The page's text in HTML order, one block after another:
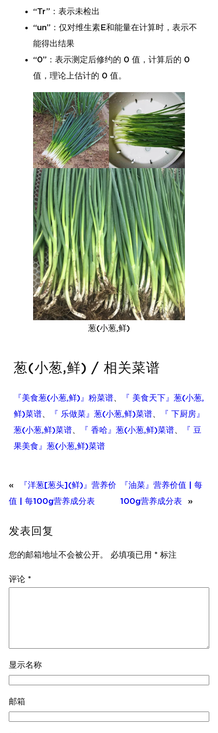
“Tr”：表示未检出
“un”：仅对维生素E和能量在计算时，表示不
能得出结果
“0”：表示测定后修约的 0 值，计算后的 0
值，理论上估计的 0 值。
葱(小葱,鲜)
葱(小葱,鲜) / 相关菜谱
『美食葱(小葱,鲜)』粉菜谱、
『 美食天下』葱(小葱,
鲜)菜谱、 『 乐做菜』葱(小葱,鲜)菜谱、
『 下厨房』
葱(小葱,鲜)菜谱、 『 香哈』葱(小葱,鲜)菜谱、
『 豆
果美食』葱(小葱,鲜)菜谱
«
『洋葱[葱头](鲜)』营养价
值 | 每100g营养成分表
『油菜』营养价值 | 每
100g营养成分表
»
发表回复
您的邮箱地址不会被公开。 必填项已用 * 标注
评论 *
显示名称
邮箱